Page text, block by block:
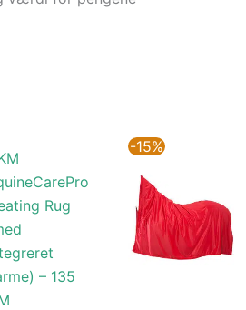
Rug
– 135
-15%